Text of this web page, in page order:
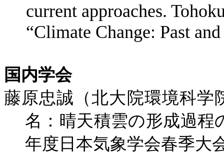
current approaches.
“Climate Change: Past
国内学会
藤原忠誠（北大院環境科学
名：晴天積雲の形成過程
年度日本気象学会春季大